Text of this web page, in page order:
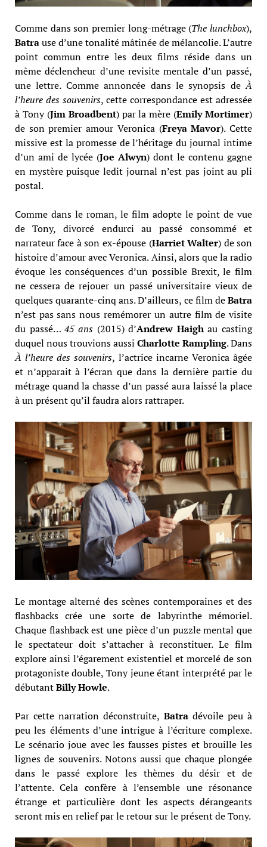
Comme dans son premier long-métrage (The lunchbox),
Batrause d’une tonalité mâtinée de mélancolie. L’autre
point commun entre les deux films réside dans un
même déclencheur d’une revisite mentale d’un passé,
une lettre. Comme annoncée dans le synopsis deÀ
l’heure des souvenirs, cette correspondance est adressée
à Tony (Jim Broadbent) par la mère (Emily Mortimer)
de son premier amour Veronica (Freya Mavor). Cette
missive est la promesse de l’héritage du journal intime
d’un ami de lycée (Joe Alwyn) dont le contenu gagne
en mystère puisque ledit journal n’est pas joint au pli
postal.
Comme dans le roman, le film adopte le point de vue
de Tony, divorcé endurci au passé consommé et
narrateur face à son ex-épouse (Harriet Walter) de son
histoire d’amour avec Veronica. Ainsi, alors que la radio
évoque les conséquences d’un possible Brexit, le film
ne cessera de rejouer un passé universitaire vieux de
quelques quarante-cinq ans. D’ailleurs, ce film deBatra
n’est pas sans nous remémorer un autre film de visite
du passé…45 ans(2015) d’Andrew Haighau casting
duquel nous trouvions aussiCharlotte Rampling. Dans
À l’heure des souvenirs, l’actrice incarne Veronica âgée
et n’apparait à l’écran que dans la dernière partie du
métrage quand la chasse d’un passé aura laissé la place
à un présent qu’il faudra alors rattraper.
Le montage alterné des scènes contemporaines et des
flashbacks crée une sorte de labyrinthe mémoriel.
Chaque flashback est une pièce d’un puzzle mental que
le spectateur doit s’attacher à reconstituer. Le film
explore ainsi l’égarement existentiel et morcelé de son
protagoniste double, Tony jeune étant interprété par le
débutantBilly Howle.
Par cette narration déconstruite, Batradévoile peu à
peu les éléments d’une intrigue à l’écriture complexe.
Le scénario joue avec les fausses pistes et brouille les
lignes de souvenirs. Notons aussi que chaque plongée
dans le passé explore les thèmes du désir et de
l’attente. Cela confère à l’ensemble une résonance
étrange et particulière dont les aspects dérangeants
seront mis en relief par le retour sur le présent de Tony.